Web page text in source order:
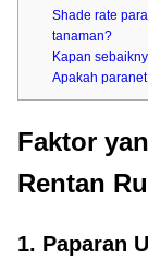
Shade rate
tanaman?
Kapan
Apakah
Faktor
Rentan
1. Paparan